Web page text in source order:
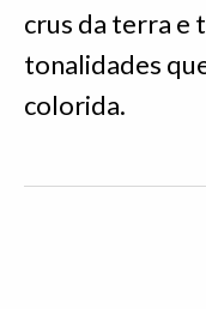
crus da terra e
tonalidades
colorida.